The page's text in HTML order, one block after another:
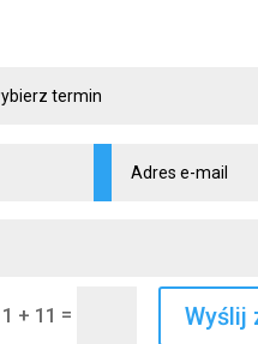
1 + 11 = Wyślij